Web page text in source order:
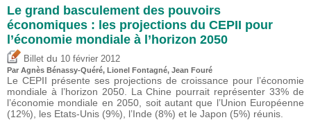
Le grand basculement des pouvoirs
économiques : les projections du CEPII pour
l’économie mondiale à l’horizon 2050
Billet du 10 février 2012
Par Agnès Bénassy-Quéré, Lionel Fontagné, Jean Fouré
Le CEPII présente ses projections de croissance pour l’économie
mondiale à l’horizon 2050. La Chine pourrait représenter 33% de
l’économie mondiale en 2050, soit autant que l’Union Européenne
(12%), les Etats-Unis (9%), l’Inde (8%) et le Japon (5%) réunis.